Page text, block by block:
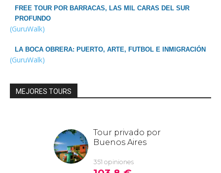
FREE TOUR POR BARRACAS, LAS MIL CARAS DEL SUR
PROFUNDO
(GuruWalk)
LA BOCA OBRERA: PUERTO, ARTE, FUTBOL E INMIGRACIÓN
(GuruWalk)
MEJORES TOURS